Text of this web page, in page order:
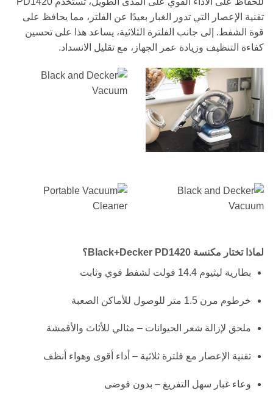
تقنية الإعصار التي تدور الغبار بعيدًا عن الفلتر، مما يحافظ على
قوة الشفط. إلى جانب الفلترة الثلاثية، يساعد هذا على تحسين
كفاءة التنظيف وزيادة عمر الجهاز، مع تقليل الانسداد.
لماذا تختار مكنسة Black+Decker PD1420؟
بطارية ليثيوم 14.4 فولت لشفط قوي وثابت
خرطوم مرن 1.5 متر للوصول للأماكن الصعبة
ملحق لإزالة شعر الحيوانات – مثالي للأثاث والأقمشة
تقنية الإعصار مع فلترة ثلاثية – أداء أقوى وهواء أنظف
وعاء غبار سهل التفريغ – بدون فوضى